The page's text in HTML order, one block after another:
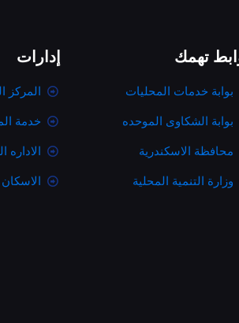
تهمك
بوابة خدمات المحليات
بوابة الشكاوى الموحده
محافظة الاسكندرية
وزارة التنمية المحلية
إدارات
المركز
خدمة
الاداره
الاسكان